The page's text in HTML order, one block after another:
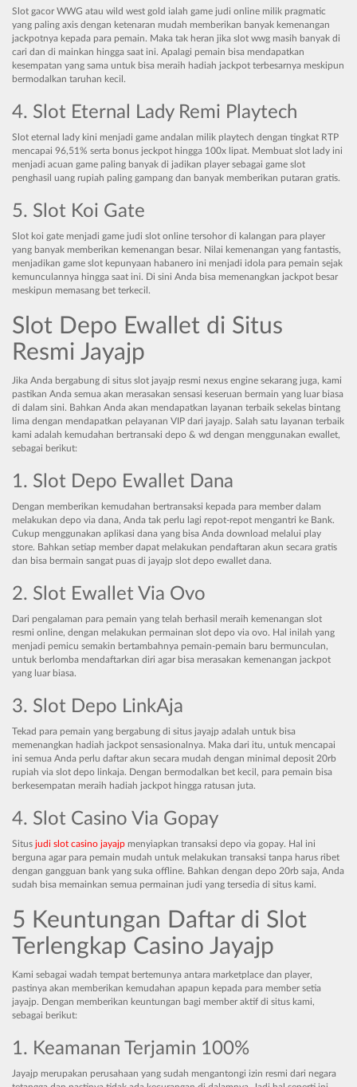
Slot gacor WWG atau wild west gold ialah game judi online milik pragmatic
yang paling axis dengan ketenaran mudah memberikan banyak kemenangan
jackpotnya kepada para pemain. Maka tak heran jika slot wwg masih banyak di
cari dan di mainkan hingga saat ini. Apalagi pemain bisa mendapatkan
kesempatan yang sama untuk bisa meraih hadiah jackpot terbesarnya meskipun
bermodalkan taruhan kecil.
4. Slot Eternal Lady Remi Playtech
Slot eternal lady kini menjadi game andalan milik playtech dengan tingkat RTP
mencapai 96,51% serta bonus jeckpot hingga 100x lipat. Membuat slot lady ini
menjadi acuan game paling banyak di jadikan player sebagai game slot
penghasil uang rupiah paling gampang dan banyak memberikan putaran gratis.
5. Slot Koi Gate
Slot koi gate menjadi game judi slot online tersohor di kalangan para player
yang banyak memberikan kemenangan besar. Nilai kemenangan yang fantastis,
menjadikan game slot kepunyaan habanero ini menjadi idola para pemain sejak
kemunculannya hingga saat ini. Di sini Anda bisa memenangkan jackpot besar
meskipun memasang bet terkecil.
Slot Depo Ewallet di Situs
Resmi Jayajp
Jika Anda bergabung di situs slot jayajp resmi nexus engine sekarang juga, kami
pastikan Anda semua akan merasakan sensasi keseruan bermain yang luar biasa
di dalam sini. Bahkan Anda akan mendapatkan layanan terbaik sekelas bintang
lima dengan mendapatkan pelayanan VIP dari jayajp. Salah satu layanan terbaik
kami adalah kemudahan bertransaki depo & wd dengan menggunakan ewallet,
sebagai berikut:
1. Slot Depo Ewallet Dana
Dengan memberikan kemudahan bertransaksi kepada para member dalam
melakukan depo via dana, Anda tak perlu lagi repot-repot mengantri ke Bank.
Cukup menggunakan aplikasi dana yang bisa Anda download melalui play
store. Bahkan setiap member dapat melakukan pendaftaran akun secara gratis
dan bisa bermain sangat puas di jayajp slot depo ewallet dana.
2. Slot Ewallet Via Ovo
Dari pengalaman para pemain yang telah berhasil meraih kemenangan slot
resmi online, dengan melakukan permainan slot depo via ovo. Hal inilah yang
menjadi pemicu semakin bertambahnya pemain-pemain baru bermunculan,
untuk berlomba mendaftarkan diri agar bisa merasakan kemenangan jackpot
yang luar biasa.
3. Slot Depo LinkAja
Tekad para pemain yang bergabung di situs jayajp adalah untuk bisa
memenangkan hadiah jackpot sensasionalnya. Maka dari itu, untuk mencapai
ini semua Anda perlu daftar akun secara mudah dengan minimal deposit 20rb
rupiah via slot depo linkaja. Dengan bermodalkan bet kecil, para pemain bisa
berkesempatan meraih hadiah jackpot hingga ratusan juta.
4. Slot Casino Via Gopay
Situs judi slot casino jayajp menyiapkan transaksi depo via gopay. Hal ini
berguna agar para pemain mudah untuk melakukan transaksi tanpa harus ribet
dengan gangguan bank yang suka offline. Bahkan dengan depo 20rb saja, Anda
sudah bisa memainkan semua permainan judi yang tersedia di situs kami.
5 Keuntungan Daftar di Slot
Terlengkap Casino Jayajp
Kami sebagai wadah tempat bertemunya antara marketplace dan player,
pastinya akan memberikan kemudahan apapun kepada para member setia
jayajp. Dengan memberikan keuntungan bagi member aktif di situs kami,
sebagai berikut:
1. Keamanan Terjamin 100%
Jayajp merupakan perusahaan yang sudah mengantongi izin resmi dari negara